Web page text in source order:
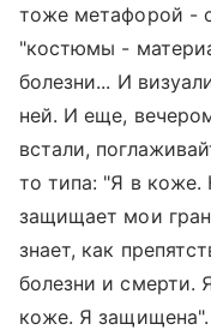
тоже метафорой -
"костюмы -
болезни... И
ней. И еще,
встали,
то типа: "Я в
защищает мои
знает, как
болезни и смерти.
коже. Я